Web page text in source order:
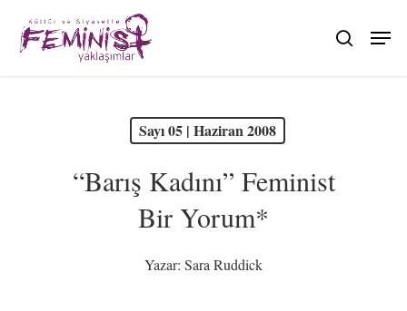
main
search
Sayı 05 | Haziran 2008
“Barış Kadını” Feminist
Bir Yorum*
Yazar: Sara Ruddick